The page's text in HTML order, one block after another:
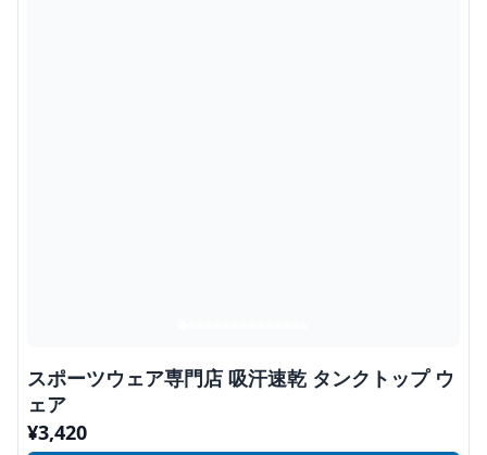
スポーツウェア専門店 吸汗速乾 タンクトップ ウ
ェア
¥3,420